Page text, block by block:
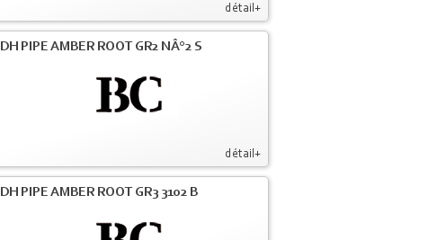
détail+
détail+
DH PIPE AMBER ROOT GR2 NÂ°2 S
DH PIPE AMBER ROOT GR3 3102 B